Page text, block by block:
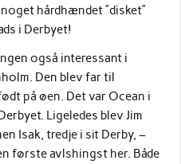
hårdhændet ”disket”
i Derbyet!
også interessant i
Den blev far til
på øen. Det var Ocean i
Ligeledes blev Jim
Isak, tredje i sit Derby, –
første avlshingst her. Både